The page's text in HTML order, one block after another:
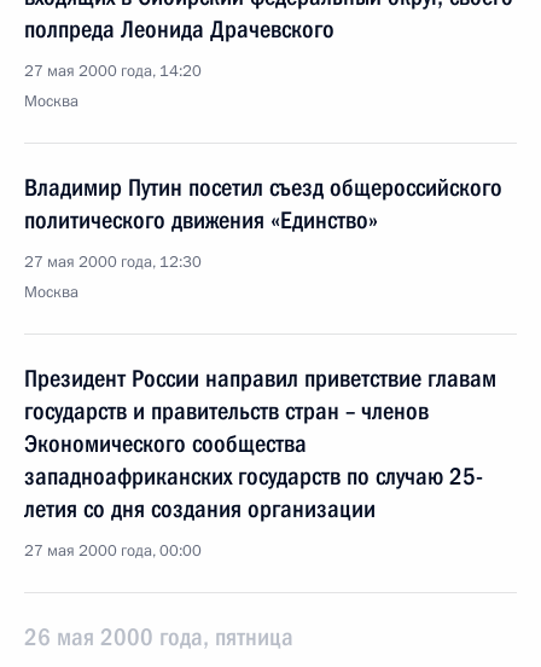
полпреда Леонида Драчевского
27 мая 2000 года, 14:20
Москва
Владимир Путин посетил съезд общероссийского
политического движения «Единство»
27 мая 2000 года, 12:30
Москва
Президент России направил приветствие главам
государств и правительств стран – членов
Экономического сообщества
западноафриканских государств по случаю 25-
летия со дня создания организации
27 мая 2000 года, 00:00
26 мая 2000 года, пятница